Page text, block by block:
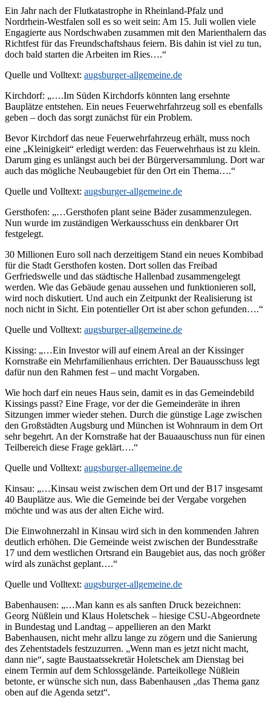
Ein Jahr nach der Flutkatastrophe in Rheinland-Pfalz und
Nordrhein-Westfalen soll es so weit sein: Am 15. Juli wollen viele
Engagierte aus Nordschwaben zusammen mit den Marienthalern das
Richtfest für das Freundschaftshaus feiern. Bis dahin ist viel zu tun,
doch bald starten die Arbeiten im Ries….“
Quelle und Volltext: augsburger-allgemeine.de
Kirchdorf: „….Im Süden Kirchdorfs könnten lang ersehnte
Bauplätze entstehen. Ein neues Feuerwehrfahrzeug soll es ebenfalls
geben – doch das sorgt zunächst für ein Problem.
Bevor Kirchdorf das neue Feuerwehrfahrzeug erhält, muss noch
eine „Kleinigkeit“ erledigt werden: das Feuerwehrhaus ist zu klein.
Darum ging es unlängst auch bei der Bürgerversammlung. Dort war
auch das mögliche Neubaugebiet für den Ort ein Thema….“
Quelle und Volltext: augsburger-allgemeine.de
Gersthofen: „…Gersthofen plant seine Bäder zusammenzulegen.
Nun wurde im zuständigen Werkausschuss ein denkbarer Ort
festgelegt.
30 Millionen Euro soll nach derzeitigem Stand ein neues Kombibad
für die Stadt Gersthofen kosten. Dort sollen das Freibad
Gerfriedswelle und das städtische Hallenbad zusammengelegt
werden. Wie das Gebäude genau aussehen und funktionieren soll,
wird noch diskutiert. Und auch ein Zeitpunkt der Realisierung ist
noch nicht in Sicht. Ein potentieller Ort ist aber schon gefunden….“
Quelle und Volltext: augsburger-allgemeine.de
Kissing: „…Ein Investor will auf einem Areal an der Kissinger
Kornstraße ein Mehrfamilienhaus errichten. Der Bauausschuss legt
dafür nun den Rahmen fest – und macht Vorgaben.
Wie hoch darf ein neues Haus sein, damit es in das Gemeindebild
Kissings passt? Eine Frage, vor der die Gemeinderäte in ihren
Sitzungen immer wieder stehen. Durch die günstige Lage zwischen
den Großstädten Augsburg und München ist Wohnraum in dem Ort
sehr begehrt. An der Kornstraße hat der Bauaauschuss nun für einen
Teilbereich diese Frage geklärt….“
Quelle und Volltext: augsburger-allgemeine.de
Kinsau: „…Kinsau weist zwischen dem Ort und der B17 insgesamt
40 Bauplätze aus. Wie die Gemeinde bei der Vergabe vorgehen
möchte und was aus der alten Eiche wird.
Die Einwohnerzahl in Kinsau wird sich in den kommenden Jahren
deutlich erhöhen. Die Gemeinde weist zwischen der Bundesstraße
17 und dem westlichen Ortsrand ein Baugebiet aus, das noch größer
wird als zunächst geplant….“
Quelle und Volltext: augsburger-allgemeine.de
Babenhausen: „…Man kann es als sanften Druck bezeichnen:
Georg Nüßlein und Klaus Holetschek – hiesige CSU-Abgeordnete
in Bundestag und Landtag – appellieren an den Markt
Babenhausen, nicht mehr allzu lange zu zögern und die Sanierung
des Zehentstadels festzuzurren. „Wenn man es jetzt nicht macht,
dann nie“, sagte Baustaatssekretär Holetschek am Dienstag bei
einem Termin auf dem Schlossgelände. Parteikollege Nüßlein
betonte, er wünsche sich nun, dass Babenhausen „das Thema ganz
oben auf die Agenda setzt“.